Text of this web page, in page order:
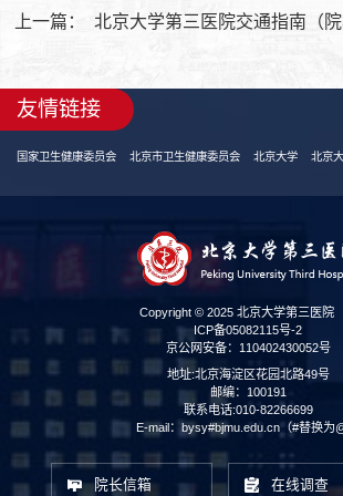
上一篇： 北京大学第三医院交通指南（院
友情链接
国家卫生健康委员会 北京市卫生健康委员会 北京大学 北京
Copyright © 2025 北京大学第三医院
ICP备05082115号-2
京公网安备：110402430052号
地址:北京海淀区花园北路49号
邮编：100191
联系电话:010-82266699
E-mail：bysy#bjmu.edu.cn（#替换为
院长信箱 在线调查